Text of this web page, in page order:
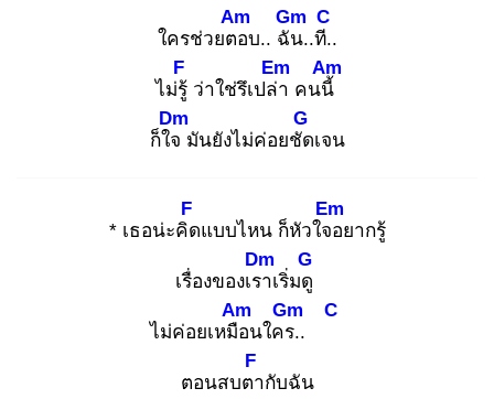
ใครช่วยตอ
Am
บ.. ฉัน
Gm
..ที..
C
ไม่รู้
F
ว่าใช่รึเปล่า
Em
คนนี้
Am
ก็ใจ
Dm
มันยังไม่ค่อยชัด
G
เจน
* เธอน่ะคิด
F
แบบไหน ก็หัวใจอ
Em
ยากรู้
เรื่องของเรา
Dm
เริ่มดู
G
ไม่ค่อยเหมือ
Am
นใคร.
Gm
.
C
ตอนสบตา
F
กับฉัน